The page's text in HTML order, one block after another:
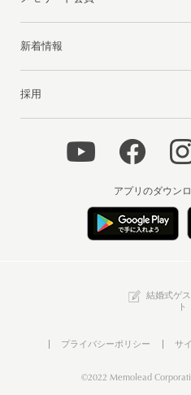
新着情報
採用
アプリのダウン
結婚式ゲ
ト
プライバシーポリシー サ
©2022 Memolead